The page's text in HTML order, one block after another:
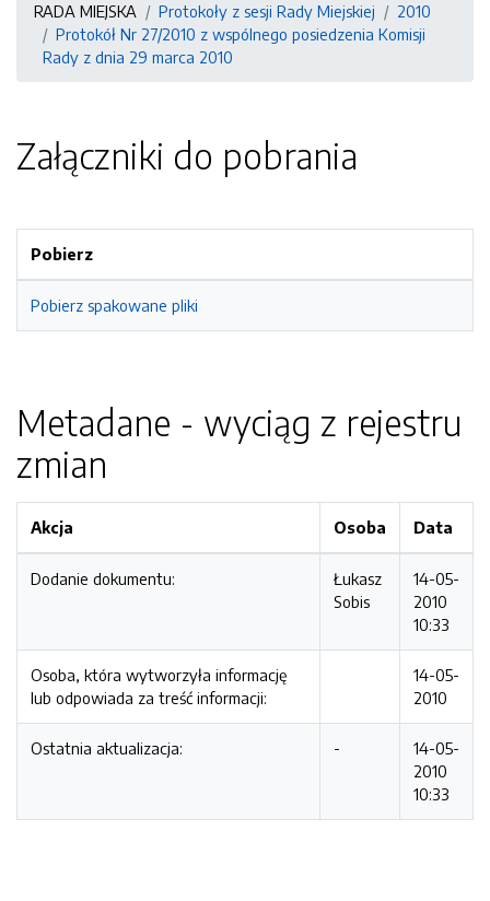
RADA MIEJSKA Protokoły z sesji Rady Miejskiej
2010
Protokół Nr 27/2010 z wspólnego posiedzenia Komisji
Rady z dnia 29 marca 2010
Załączniki do pobrania
Pobierz
Pobierz spakowane pliki
Metadane - wyciąg z rejestru
zmian
Akcja Osoba Data
Dodanie dokumentu:
Łukasz
Sobis
14-05-
2010
10:33
Osoba, która wytworzyła informację
lub odpowiada za treść informacji:
14-05-
2010
Ostatnia aktualizacja: -
14-05-
2010
10:33